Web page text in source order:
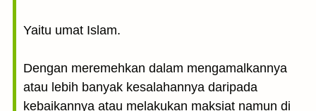
Yaitu umat Islam.
Dengan meremehkan dalam mengamalkannya
atau lebih banyak kesalahannya daripada
kebaikannya atau melakukan maksiat namun di